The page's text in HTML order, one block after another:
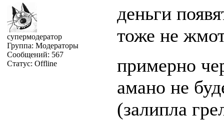
супермодератор
Группа: Модераторы
Сообщений: 567
Статус: Offline
деньги
тоже не
примерно
амано не
(залипла